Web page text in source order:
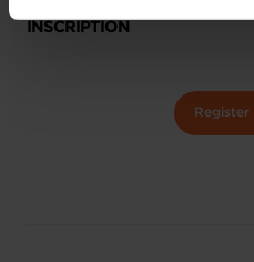
vos données personnelles,
INSCRIPTION
Register